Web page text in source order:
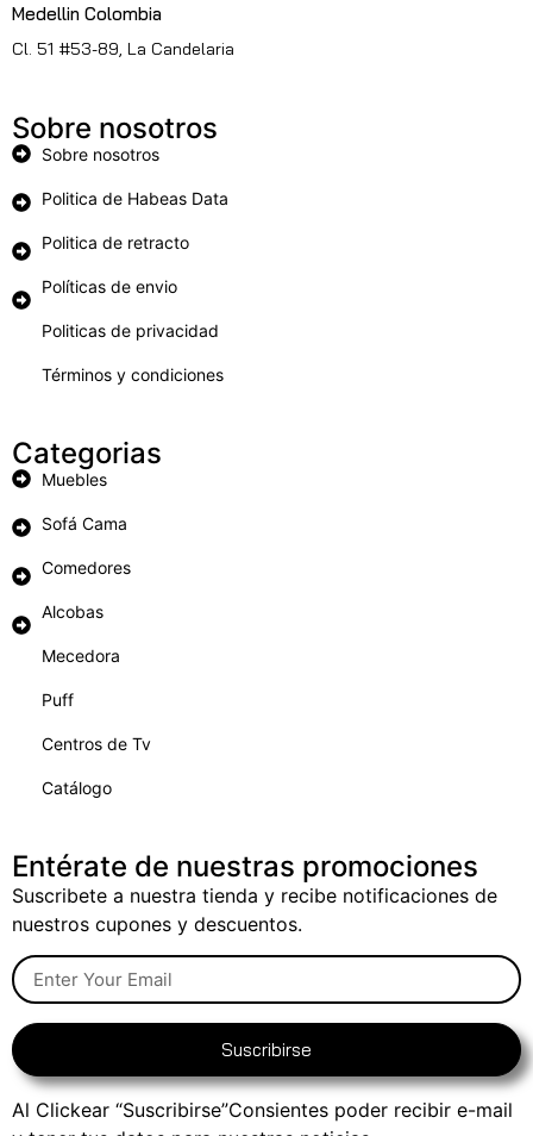
Medellin Colombia
Cl. 51 #53-89, La Candelaria
Sobre nosotros
Sobre nosotros
Politica de Habeas Data
Politica de retracto
Políticas de envio
Politicas de privacidad
Términos y condiciones
Categorias
Muebles
Sofá Cama
Comedores
Alcobas
Mecedora
Puff
Centros de Tv
Catálogo
Entérate de nuestras promociones
Suscribete a nuestra tienda y recibe notificaciones de
nuestros cupones y descuentos.
Suscribirse
Al Clickear “Suscribirse”Consientes poder recibir e-mail